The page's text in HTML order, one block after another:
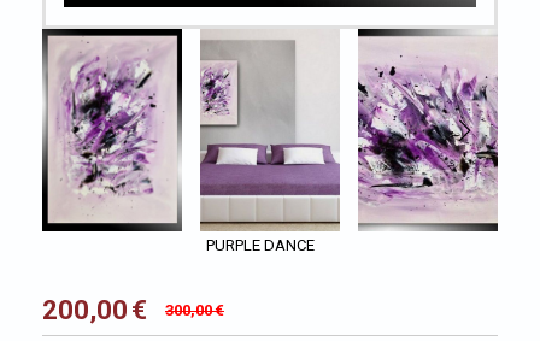
PURPLE DANCE
200,00 € 300,00€